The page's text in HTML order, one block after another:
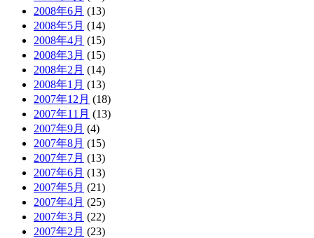
2008年6月 (13)
2008年5月 (14)
2008年4月 (15)
2008年3月 (15)
2008年2月 (14)
2008年1月 (13)
2007年12月 (18)
2007年11月 (13)
2007年9月 (4)
2007年8月 (15)
2007年7月 (13)
2007年6月 (13)
2007年5月 (21)
2007年4月 (25)
2007年3月 (22)
2007年2月 (23)